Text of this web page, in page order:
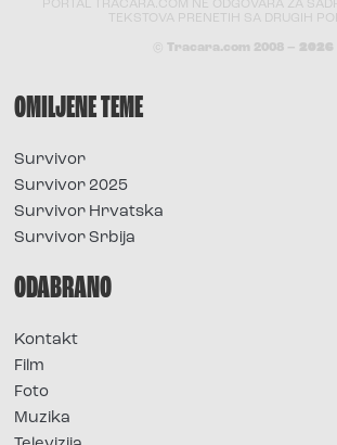
PORTAL TRACARA.COM NE ODGOVARA ZA
TEKSTOVA PRENETIH SA DRUGIH
© Tracara.com 2008 – 2026
OMILJENE TEME
Survivor
Survivor 2025
Survivor Hrvatska
Survivor Srbija
ODABRANO
Kontakt
Film
Foto
Muzika